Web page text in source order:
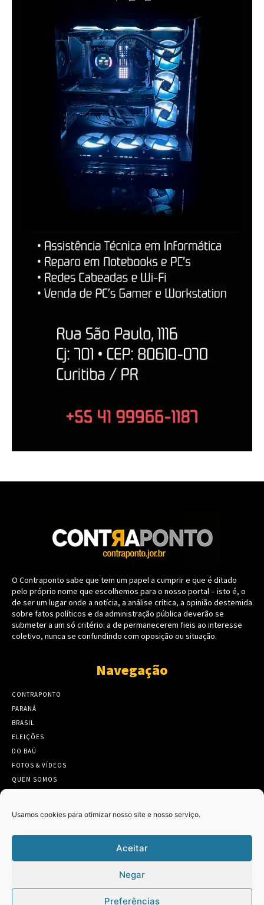
Usamos cookies para otimizar nosso site e nosso serviço.
Aceitar
Negar
Preferências
O Contraponto sabe que tem um papel a cumprir e que é ditado
pelo próprio nome que escolhemos para o nosso portal – isto é, o
de ser um lugar onde a notícia, a análise crítica, a opinião destemida
sobre fatos políticos e da administração pública deverão se
submeter a um só critério: a de permanecerem fieis ao interesse
coletivo, nunca se confundindo com oposição ou situação.
Navegação
CONTRAPONTO
PARANÁ
BRASIL
ELEIÇÕES
DO BAÚ
FOTOS & VÍDEOS
QUEM SOMOS
Twitter
Tweets by Contraponto_jor
Clique para aceitar os cookies marketing
e ativar este conteúdo